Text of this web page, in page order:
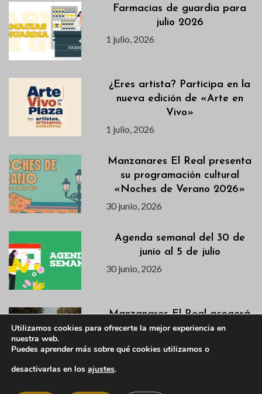
Farmacias de guardia para
julio 2026
1 julio, 2026
¿Eres artista? Participa en la
nueva edición de «Arte en
Vivo»
1 julio, 2026
Manzanares El Real presenta
su programación cultural
«Noches de Verano 2026»
30 junio, 2026
Agenda semanal del 30 de
junio al 5 de julio
30 junio, 2026
Manzanares El Real acogerá
un torneo de natación el
Anuncio de la convocatoria de
Utilizamos cookies para ofrecerte la mejor experiencia en
nuestra web.
Puedes aprender más sobre qué cookies utilizamos o
desactivarlas en los ajustes.